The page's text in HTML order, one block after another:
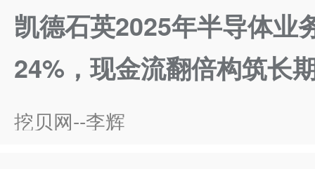
凯德石英2025年半导体业
24%，现金流翻倍构筑长
挖贝网--李辉